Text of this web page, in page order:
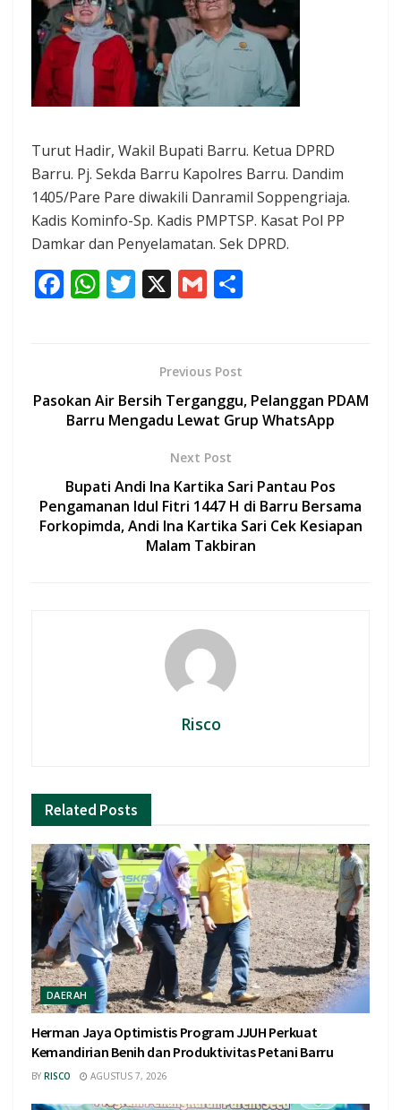
Turut Hadir, Wakil Bupati Barru. Ketua DPRD
Barru. Pj. Sekda Barru Kapolres Barru. Dandim
1405/Pare Pare diwakili Danramil Soppengriaja.
Kadis Kominfo-Sp. Kadis PMPTSP. Kasat Pol PP
Damkar dan Penyelamatan. Sek DPRD.
F
o
o
W
A
p
T
er
X G
l
Previous Post
Pasokan Air Bersih Terganggu, Pelanggan PDAM
Barru Mengadu Lewat Grup WhatsApp
Next Post
Bupati Andi Ina Kartika Sari Pantau Pos
Pengamanan Idul Fitri 1447 H di Barru Bersama
Forkopimda, Andi Ina Kartika Sari Cek Kesiapan
Malam Takbiran
Risco
Related Posts
DAERAH
Herman Jaya Optimistis Program JJUH Perkuat
Kemandirian Benih dan Produktivitas Petani Barru
BY RISCO AGUSTUS 7, 2026